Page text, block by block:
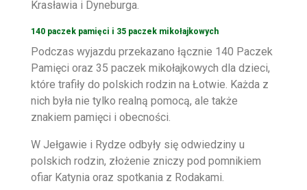
Krasławia i Dyneburga.
140 paczek pamięci i 35 paczek mikołajkowych
Podczas wyjazdu przekazano łącznie 140 Paczek
Pamięci oraz 35 paczek mikołajkowych dla dzieci,
które trafiły do polskich rodzin na Łotwie. Każda z
nich była nie tylko realną pomocą, ale także
znakiem pamięci i obecności.
W Jełgawie i Rydze odbyły się odwiedziny u
polskich rodzin, złożenie zniczy pod pomnikiem
ofiar Katynia oraz spotkania z Rodakami.